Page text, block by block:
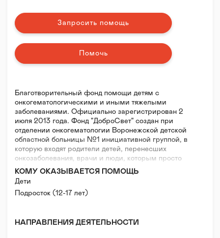
Благотворительный фонд помощи детям с
онкогематологическими и иными тяжелыми
заболеваниями. Официально зарегистрирован 2
июля 2013 года. Фонд "ДоброСвет" создан при
отделении онкогематологии Воронежской детской
областной больницы №1 инициативной группой, в
которую входят родители детей, перенесших
онкозаболевания, врачи и люди, которым просто
небезразлична судьба этих детей.
Миссия фонда - всесторонняя систематическая
помощь детям с тяжелыми заболеваниями на всем
образовательная, психологическая.
КОМУ ОКАЗЫВАЕТСЯ ПОМОЩЬ
Дети
Подросток (12-17 лет)
НАПРАВЛЕНИЯ ДЕЯТЕЛЬНОСТИ
Запросить помощь
Помочь